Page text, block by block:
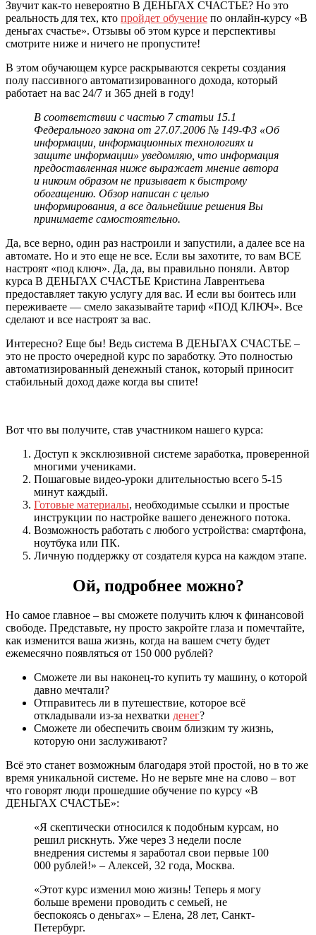
Звучит как-то невероятно В ДЕНЬГАХ СЧАСТЬЕ? Но это
реальность для тех, кто пройдет обучение по онлайн-курсу «В
деньгах счастье». Отзывы об этом курсе и перспективы
смотрите ниже и ничего не пропустите!
В этом обучающем курсе раскрываются секреты создания
полу пассивного автоматизированного дохода, который
работает на вас 24/7 и 365 дней в году!
В соответствии с частью 7 статьи 15.1
Федерального закона от 27.07.2006 № 149-ФЗ «Об
информации, информационных технологиях и
защите информации» уведомляю, что информация
предоставленная ниже выражает мнение автора
и никоим образом не призывает к быстрому
обогащению. Обзор написан с целью
информирования, а все дальнейшие решения Вы
принимаете самостоятельно.
Да, все верно, один раз настроили и запустили, а далее все на
автомате. Но и это еще не все. Если вы захотите, то вам ВСЕ
настроят «под ключ». Да, да, вы правильно поняли. Автор
курса В ДЕНЬГАХ СЧАСТЬЕ Кристина Лаврентьева
предоставляет такую услугу для вас. И если вы боитесь или
переживаете — смело заказывайте тариф «ПОД КЛЮЧ». Все
сделают и все настроят за вас.
Интересно? Еще бы! Ведь система В ДЕНЬГАХ СЧАСТЬЕ –
это не просто очередной курс по заработку. Это полностью
автоматизированный денежный станок, который приносит
стабильный доход даже когда вы спите!
Вот что вы получите, став участником нашего курса:
Доступ к эксклюзивной системе заработка, проверенной
многими учениками.
Пошаговые видео-уроки длительностью всего 5-15
минут каждый.
Готовые материалы, необходимые ссылки и простые
инструкции по настройке вашего денежного потока.
Возможность работать с любого устройства: смартфона,
ноутбука или ПК.
Личную поддержку от создателя курса на каждом этапе.
Ой, подробнее можно?
Но самое главное – вы сможете получить ключ к финансовой
свободе. Представьте, ну просто закройте глаза и помечтайте,
как изменится ваша жизнь, когда на вашем счету будет
ежемесячно появляться от 150 000 рублей?
Сможете ли вы наконец-то купить ту машину, о которой
давно мечтали?
Отправитесь ли в путешествие, которое всё
откладывали из-за нехватки денег?
Сможете ли обеспечить своим близким ту жизнь,
которую они заслуживают?
Всё это станет возможным благодаря этой простой, но в то же
время уникальной системе. Но не верьте мне на слово – вот
что говорят люди прошедшие обучение по курсу «В
ДЕНЬГАХ СЧАСТЬЕ»:
«Я скептически относился к подобным курсам, но
решил рискнуть. Уже через 3 недели после
внедрения системы я заработал свои первые 100
000 рублей!» – Алексей, 32 года, Москва.
«Этот курс изменил мою жизнь! Теперь я могу
больше времени проводить с семьей, не
беспокоясь о деньгах» – Елена, 28 лет, Санкт-
Петербург.